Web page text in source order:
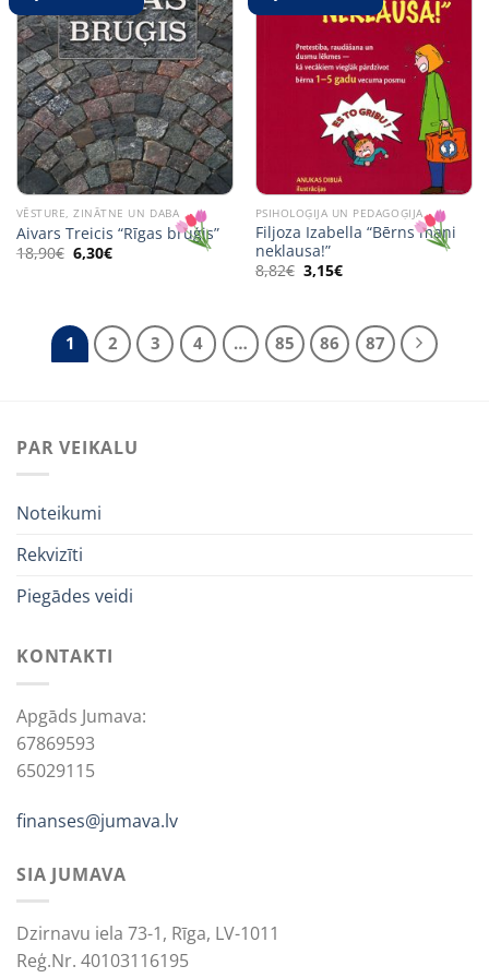
VĒSTURE, ZINĀTNE UN DABA
Aivars Treicis “Rīgas bruģis”
18,90€ Original
price
6,30€Current
price
PSIHOLOĢIJA UN PEDAGOĢIJA
Filjoza Izabella “Bērns mani
neklausa!”
8,82€ Original
price
3,15€Current
1 2 3 4 … 85 86 87
PAR VEIKALU
Noteikumi
Rekvizīti
Piegādes veidi
KONTAKTI
Apgāds Jumava:
67869593
65029115
finanses@jumava.lv
SIA JUMAVA
Dzirnavu iela 73-1, Rīga, LV-1011
Reģ.Nr. 40103116195